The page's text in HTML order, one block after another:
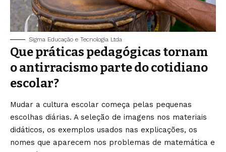
Sigma Educação e Tecnologia Ltda
Que práticas pedagógicas tornam
o antirracismo parte do cotidiano
escolar?
Mudar a cultura escolar começa pelas pequenas
escolhas diárias. A seleção de imagens nos materiais
didáticos, os exemplos usados nas explicações, os
nomes que aparecem nos problemas de matemática e